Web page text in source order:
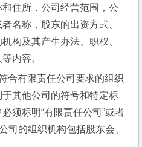
住所，公司经营范围，公
名称，股东的出资方式、
构及其产生办法、职权、
内容。
合有限责任公司要求的组织
其他公司的符号和特定标
须标明“有限责任公司”或者
司的组织机构包括股东会、